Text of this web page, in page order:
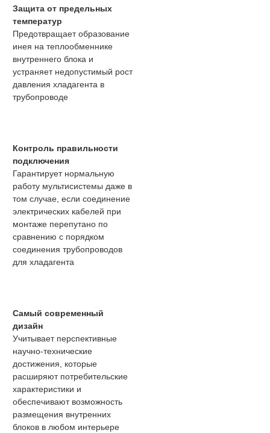
Защита от предельных
температур
Предотвращает образование
инея на теплообменнике
внутреннего блока и
устраняет недопустимый рост
давления хладагента в
трубопроводе
Контроль правильности
подключения
Гарантирует нормальную
работу мультисистемы даже в
том случае, если соединение
электрических кабелей при
монтаже перепутано по
сравнению с порядком
соединения трубопроводов
для хладагента
Самый современный
дизайн
Учитывает перспективные
научно-технические
достижения, которые
расширяют потребительские
характеристики и
обеспечивают возможность
размещения внутренних
блоков в любом интерьере